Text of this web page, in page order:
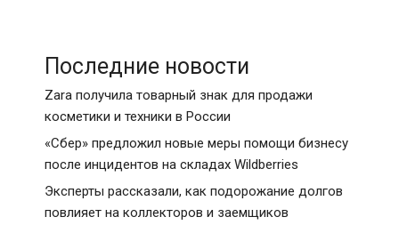
Последние новости
Zara получила товарный знак для продажи
косметики и техники в России
«Сбер» предложил новые меры помощи бизнесу
после инцидентов на складах Wildberries
Эксперты рассказали, как подорожание долгов
повлияет на коллекторов и заемщиков